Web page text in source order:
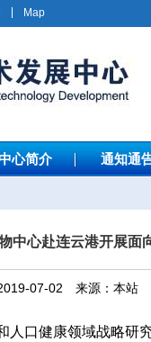
Map
心简介 通知通
中心赴连云港开展面
07-02 来源：本站
人口健康领域战略研